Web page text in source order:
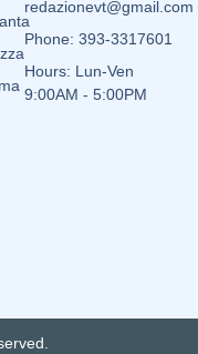
redazionevt@gmail.com
Phone: 393-3317601
Hours: Lun-Ven
9:00AM - 5:00PM